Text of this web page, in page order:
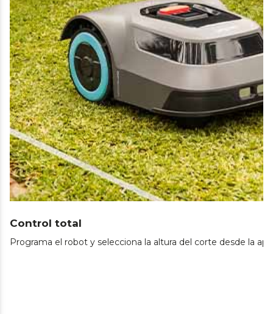
Control total
Programa el robot y selecciona la altura del corte desde la